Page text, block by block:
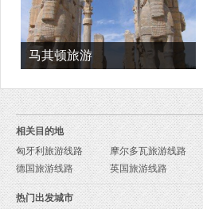
马其顿旅游
相关目的地
匈牙利旅游线路
摩尔多瓦旅游线路
德国旅游线路
英国旅游线路
热门出发城市